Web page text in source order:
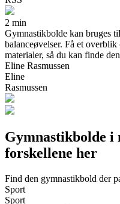
2 min
Gymnastikbolde kan bruges
balanceøvelser. Få et
materialer, så du kan finde
Eline Rasmussen
Eline
Rasmussen
Gymnastikbolde i
forskellene her
Find den gymnastikbold der
Sport
Sport